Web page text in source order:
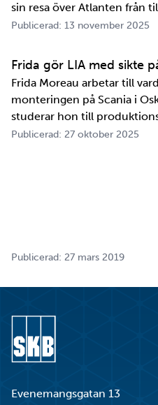
sin resa över Atlanten från
Innan transportbehållaren
tester och utbildningar.
Publicerad: 13 november 2025
Frida gör LIA med sikte
Frida Moreau arbetar till
monteringen på Scania i
studerar hon till
under tio veckor i höst gör
Publicerad: 27 oktober 2025
Publicerad: 27 mars 2019
Evenemangsgatan 13